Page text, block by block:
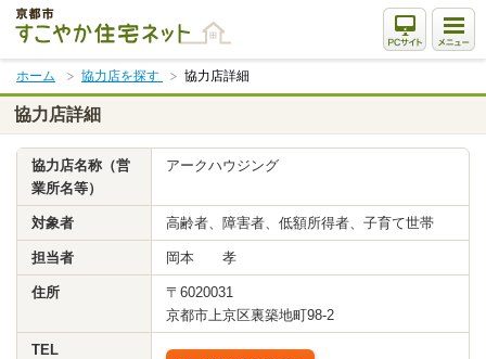
本
文
ま
で
ス
キ
ッ
ホーム 協力店を探す 協力店詳細
協力店詳細
協力店名称（営
業所名等）
アークハウジング
対象者 高齢者、障害者、低額所得者、子育て世帯
担当者 岡本 孝
住所
〒6020031
京都市上京区裏築地町98-2
TEL